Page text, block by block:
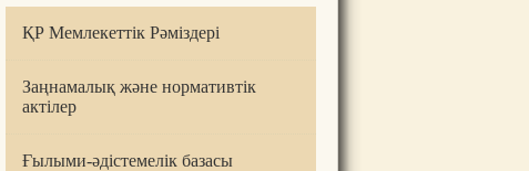
ҚР Мемлекеттік Рәміздері
Заңнамалық және нормативтік
актілер
Ғылыми-әдістемелік базасы